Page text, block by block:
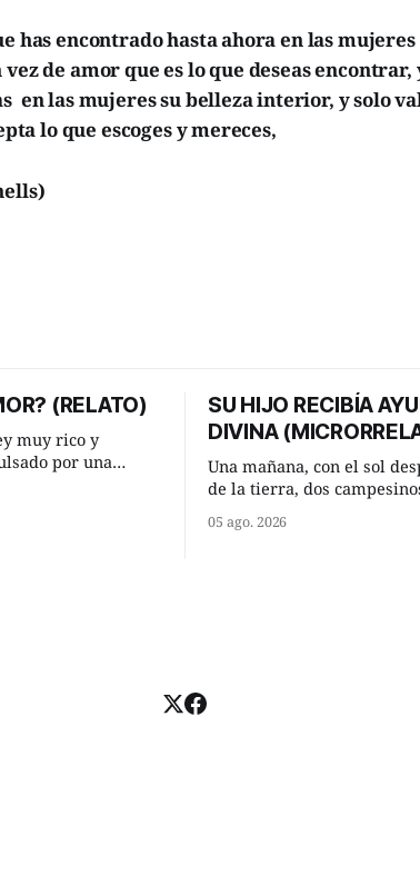
has encontrado hasta ahora en las mujeres
de amor que es lo que deseas encontrar,
en las mujeres su belleza interior, y solo
lo que escoges y mereces,
(RELATO)
muy rico y
por una
pregunta al más
SU HIJO RECIBÍA
DIVINA
Una mañana, con el sol
de la tierra, dos
detuvieron un momento a
05 ago. 2026